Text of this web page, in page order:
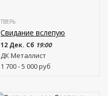
ТВЕРЬ
Свидание вслепую
12 Дек. Сб 19:00
ДК Металлист
1 700 - 5 000руб